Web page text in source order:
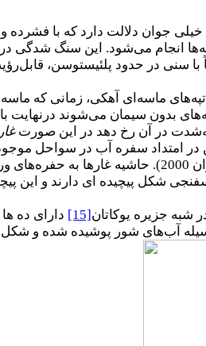
خیلی جوان دلالت دارد که با فشرده
انجام می‌شود. این سنگ شدگی
با سنی در حدود پلئیستوسن،
ماسه‌ای آهکی، زمانی که
بدون سیمان می‌شوند درنهایت
در آن رخ دهد در این صورت
امتداد سفره آب در سواحل
بسیار گسترده و فراخ خواهد بود(کلیمچوک و
شکل پیچیده ای دارند و این
شبه جزیره یوکاتان[15]
آب‌های شور پوشیده شده و